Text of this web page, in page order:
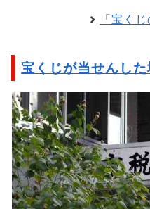
「宝く
宝くじが当せんし